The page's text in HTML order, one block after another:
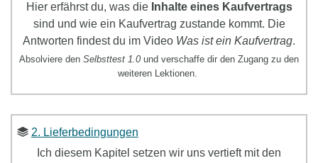
Hier erfährst du, was die Inhalte eines Kaufvertrags
sind und wie ein Kaufvertrag zustande kommt. Die
Antworten findest du im Video Was ist ein Kaufvertrag.
Absolviere den Selbsttest 1.0 und verschaffe dir den Zugang zu den
weiteren Lektionen.
2. Lieferbedingungen
Ich diesem Kapitel setzen wir uns vertieft mit den